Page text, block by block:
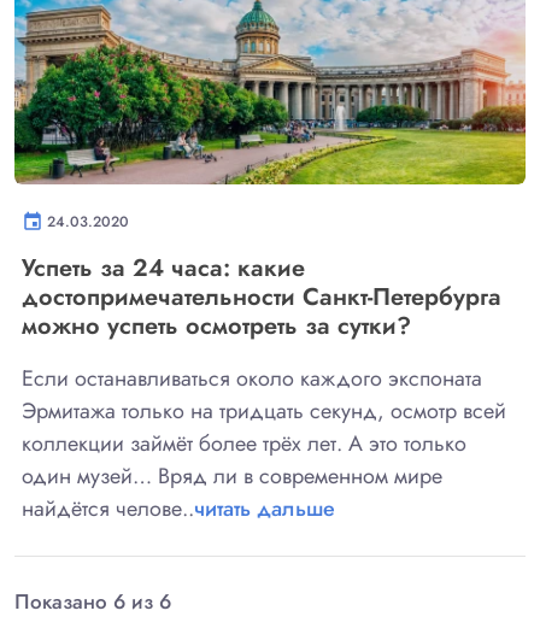
event 24.03.2020
Успеть за 24 часа: какие
достопримечательности Санкт-Петербурга
можно успеть осмотреть за сутки?
Если останавливаться около каждого экспоната
Эрмитажа только на тридцать секунд, осмотр всей
коллекции займёт более трёх лет. А это только
один музей… Вряд ли в современном мире
найдётся челове..читать дальше
Показано 6 из 6